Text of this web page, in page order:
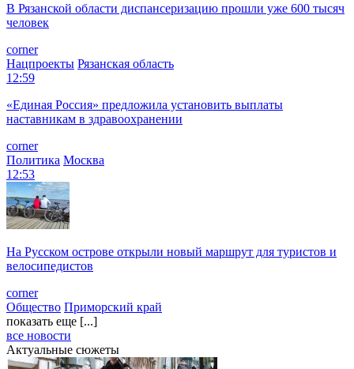
В Рязанской области диспансеризацию прошли уже 600 тысяч
человек
corner
Нацпроекты Рязанская область
12:59
«Единая Россия» предложила установить выплаты
наставникам в здравоохранении
corner
Политика Москва
12:53
На Русском острове открыли новый маршрут для туристов и
велосипедистов
corner
Общество Приморский край
показать еще [...]
все новости
Актуальные сюжеты